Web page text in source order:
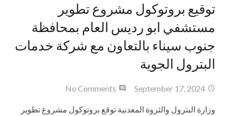
توقيع بروتوكول مشروع تطوير
مستشفي ابو رديس العام بمحافظة
جنوب سيناء بالتعاون مع شركة خدمات
البترول الجوية
September 17, 2024
No Comments
وزارة البترول والثروة المعدنية توقع بروتوكول مشروع تطوير